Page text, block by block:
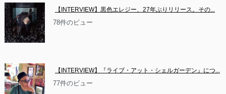
【INTERVIEW】黒色エレジー、27年ぶりリリース。その...
78件のビュー
【INTERVIEW】『ライブ・アット・シェルガーデン』につ...
77件のビュー